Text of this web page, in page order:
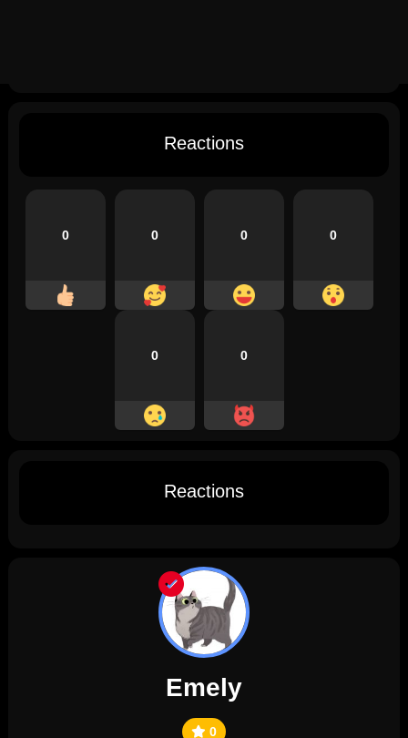
Reactions
0 0 0 0
0 0
Reactions
Emely
0